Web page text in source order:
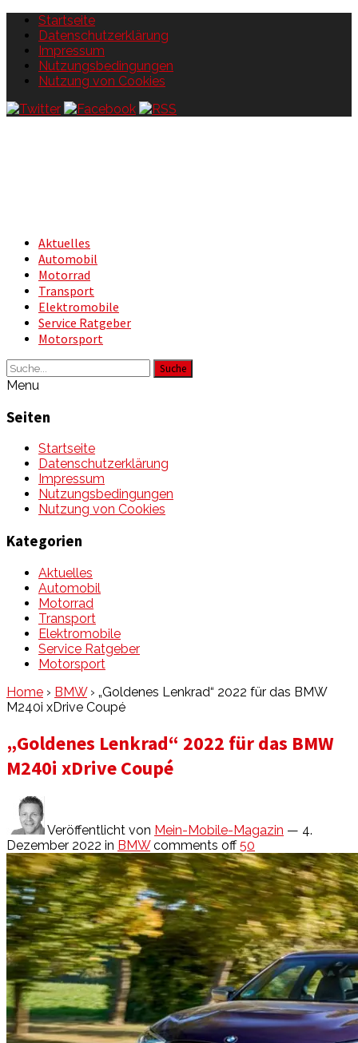
Startseite
Datenschutzerklärung
Impressum
Nutzungsbedingungen
Nutzung von Cookies
Aktuelles
Automobil
Motorrad
Transport
Elektromobile
Service Ratgeber
Motorsport
Suche
Menu
Seiten
Startseite
Datenschutzerklärung
Impressum
Nutzungsbedingungen
Nutzung von Cookies
Kategorien
Aktuelles
Automobil
Motorrad
Transport
Elektromobile
Service Ratgeber
Motorsport
Home › BMW › „Goldenes Lenkrad“ 2022 für das BMW
M240i xDrive Coupé
„Goldenes Lenkrad“ 2022 für das BMW
M240i xDrive Coupé
Veröffentlicht von Mein-Mobile-Magazin — 4.
Dezember 2022 in BMW comments off 50